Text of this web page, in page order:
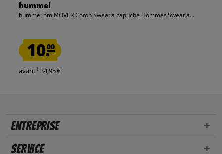
hummel
hummel hmlMOVER Coton Sweat à capuche Hommes Sweat à...
10.00
avant1 34,95 €
Entreprise
Service